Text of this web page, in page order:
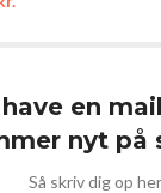
en
nyt på
Så skriv dig op her